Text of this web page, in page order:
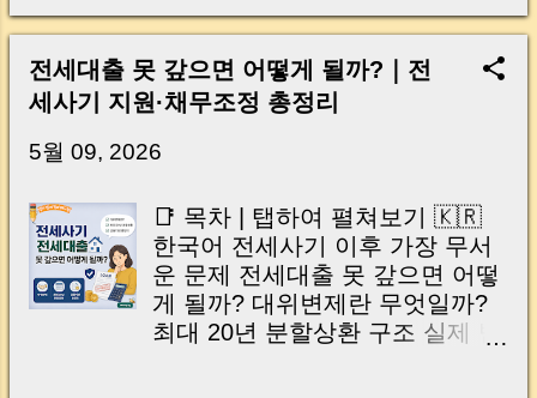
지 알기 쉽게 정리해 드리겠습니
다. ✔ 이런 분들은 꼭 읽어보세요
• 아파트·원룸·상가를 임대 중인
을 관리하고 있는 자녀 • 임대관
대인 • 전세 또는 월세 계약을 앞
두고 있는 예비 임대인 🇺🇸
English Su...
신종 사기 수법이 등장하고 있기
전세권 설정을 요구한 뒤, 이를 담
보로 대출을 받아 문제가 되는 사
은 아무 잘못이 없는데도 자신의
임대가 어려워지는 상황에 놓일
수 있습니다. 이번 글에서는 실제
피해 사례를 바탕으로 신종 역전
세 사기 수법이 어떻게 이루어지
는지 살펴보고, 집주인이 반드시
Why Is the Safe Contract
Consulting Program Starting
Now? What Is Safe Contract
Consulting? What Free Support
Can Tenants Receive? Who
Can You Apply or Visit? Will This
Help Prevent Jeonse Fraud?
MoneyLog Key Takeaway 전세
계약을 앞두고 있으면 마음이 참
복잡해집니다. 등기부등본을 확
인해도 이게 안전한 집인지, 근저
전세대출 못 갚으면 어떻게 될까?｜전
세사기 지원·채무조정 총정리
5월 09, 2026
📑 목차 | 탭하여 펼쳐보기 🇰🇷
한국어 전세사기 이후 가장 무서
운 문제 전세대출 못 갚으면 어떻
게 될까? 대위변제란 무엇일까?
최대 20년 분할상환 구조 실제 받